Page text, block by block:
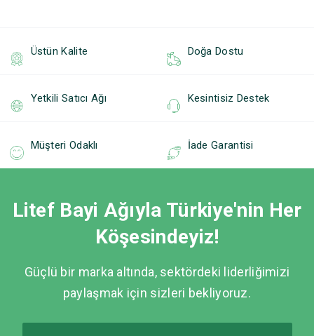
Üstün Kalite Doğa Dostu
Yetkili Satıcı Ağı Kesintisiz Destek
Müşteri Odaklı İade Garantisi
Litef Bayi Ağıyla Türkiye'nin Her
Köşesindeyiz!
Güçlü bir marka altında, sektördeki liderliğimizi
paylaşmak için sizleri bekliyoruz.